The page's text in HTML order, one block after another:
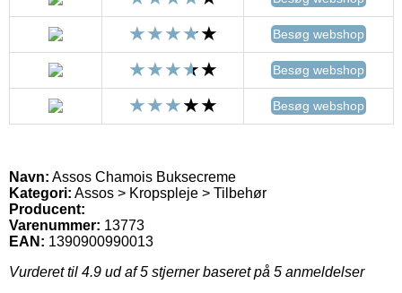
Besøg webshop
Besøg webshop
Besøg webshop
Navn: Assos Chamois Buksecreme
Kategori: Assos > Kropspleje > Tilbehør
Producent:
Varenummer: 13773
EAN: 1390900990013
Vurderet til 4.9 ud af 5 stjerner baseret på 5 anmeldelser